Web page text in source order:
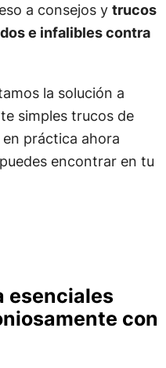
a consejos y trucos
e infalibles contra
la solución a
simples trucos de
práctica ahora
encontrar en tu
esenciales
con